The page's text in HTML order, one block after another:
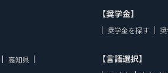
高知県
【奨学金】
奨学金を探す
【言語選択】